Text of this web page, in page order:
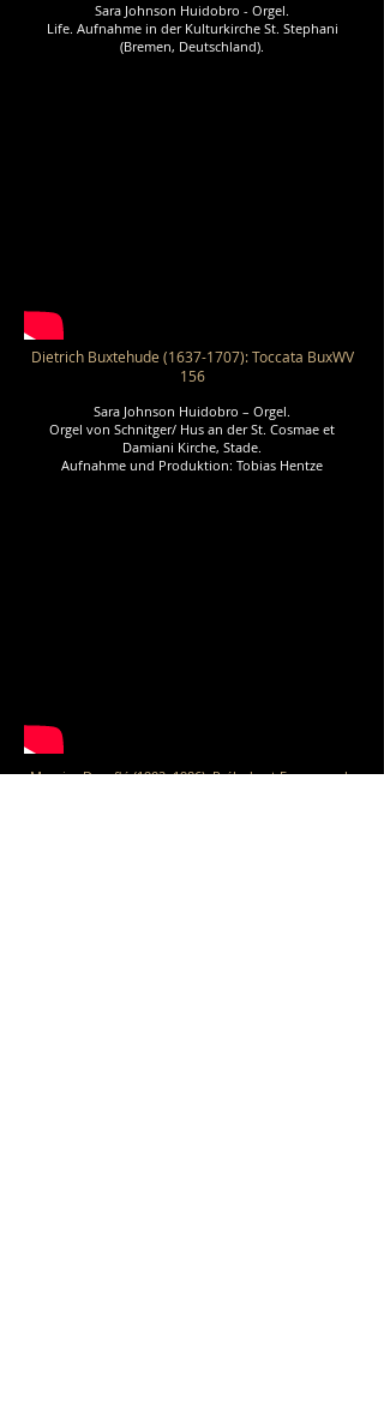
Sara Johnson Huidobro - Orgel.
Life. Aufnahme in der Kulturkirche St. Stephani
(Bremen, Deutschland).
Dietrich Buxtehude (1637-1707): Toccata BuxWV
156
Sara Johnson Huidobro – Orgel.
Orgel von Schnitger/ Hus an der St. Cosmae et
Damiani Kirche, Stade.
Aufnahme und Produktion: Tobias Hentze
Maurice Duruflé (1902–1986): Prélude et Fugue sur le